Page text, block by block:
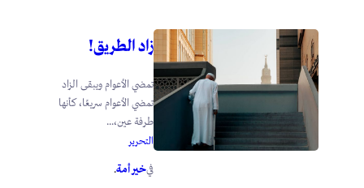
زاد الطريق!
تمضي الأعوام ويبقى الزاد
تمضي الأعوام سريعًا، كأنها
طرفة عين،...
التحرير
فيخير أمة.